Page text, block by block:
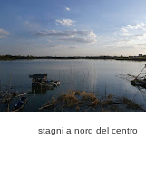
stagni a nord del centro